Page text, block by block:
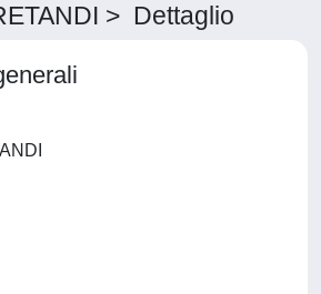
> Dettaglio